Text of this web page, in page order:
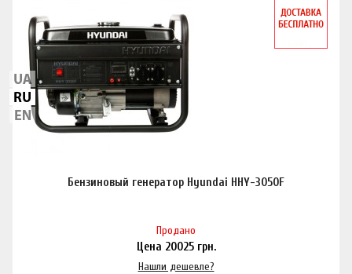
Бензиновый генератор Hyundai HHY-3050F
Продано
Цена 20025грн.
Нашли дешевле?